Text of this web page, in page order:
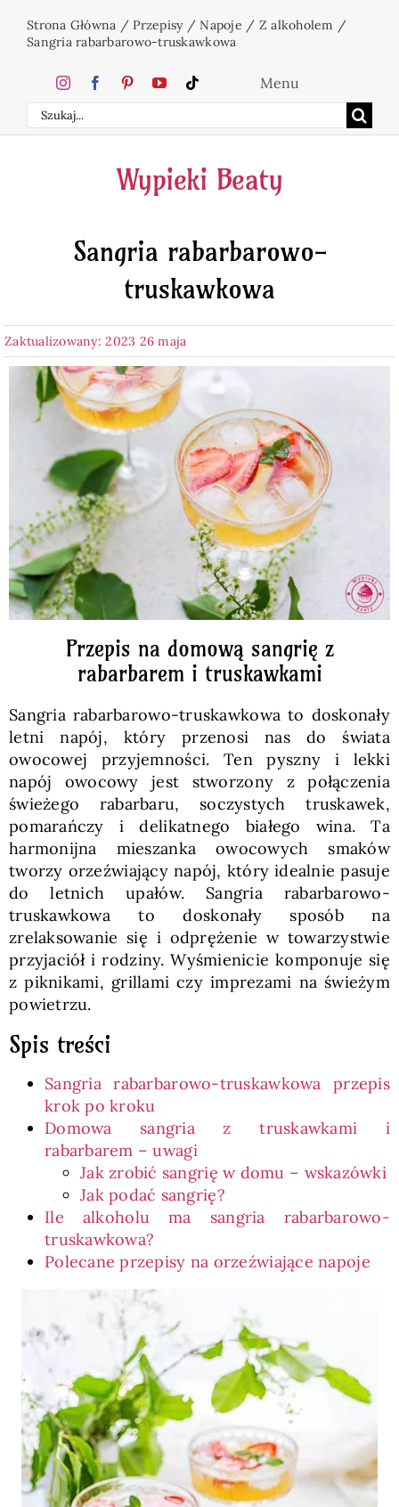
zawartości
Strona Główna /Przepisy/Napoje / Z alkoholem /
Sangria rabarbarowo-truskawkowa
Szukaj
Menu
Home
Ciasta
Desery
Pieczywo
Przetwory
Posiłki
Zdrowo i fit
Kuchnie świata
SKLEP
Polski
Wypieki Beaty
Sangria rabarbarowo-
truskawkowa
Zaktualizowany: 2023 26 maja
Przepis na domową sangrię z
rabarbarem i truskawkami
Sangria rabarbarowo-truskawkowa to doskonały
letni napój, który przenosi nas do świata
owocowej przyjemności. Ten pyszny i lekki
napój owocowy jest stworzony z połączenia
świeżego rabarbaru, soczystych truskawek,
pomarańczy i delikatnego białego wina. Ta
harmonijna mieszanka owocowych smaków
tworzy orzeźwiający napój, który idealnie pasuje
do letnich upałów. Sangria rabarbarowo-
truskawkowa to doskonały sposób na
zrelaksowanie się i odprężenie w towarzystwie
przyjaciół i rodziny. Wyśmienicie komponuje się
z piknikami, grillami czy imprezami na świeżym
powietrzu.
Spis treści
Sangria rabarbarowo-truskawkowa przepis
krok po kroku
Domowa sangria z truskawkami i
rabarbarem – uwagi
Jak zrobić sangrię w domu – wskazówki
Jak podać sangrię?
Ile alkoholu ma sangria rabarbarowo-
truskawkowa?
Polecane przepisy na orzeźwiające napoje